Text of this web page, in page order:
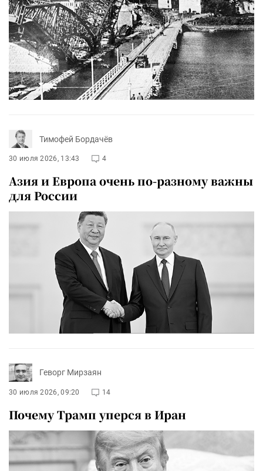
Тимофей Бордачёв
30 июля 2026, 13:43 4
Азия и Европа очень по-разному важны
для России
Геворг Мирзаян
30 июля 2026, 09:20 14
Почему Трамп уперся в Иран